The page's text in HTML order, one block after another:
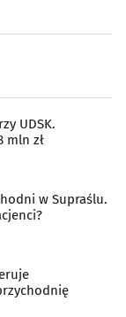
UDSK.
mln zł
w Supraślu.